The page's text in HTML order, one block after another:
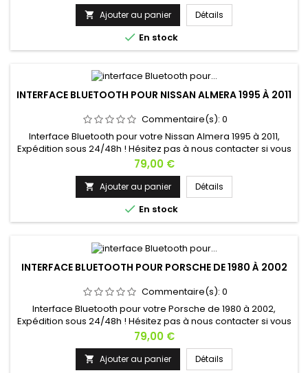
 Ajouter au panier Détails
 En stock
INTERFACE BLUETOOTH POUR NISSAN ALMERA 1995 À 2011
Commentaire(s): 0
Interface Bluetooth pour votre Nissan Almera 1995 à 2011,
Expédition sous 24/48h ! Hésitez pas à nous contacter si vous
avez une question !
Prix
79,00 €
 Ajouter au panier Détails
 En stock
INTERFACE BLUETOOTH POUR PORSCHE DE 1980 À 2002
Commentaire(s): 0
Interface Bluetooth pour votre Porsche de 1980 à 2002,
Expédition sous 24/48h ! Hésitez pas à nous contacter si vous
avez une question !
Prix
79,00 €
 Ajouter au panier Détails